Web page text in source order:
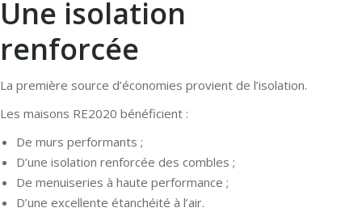
Une isolation
renforcée
La première source d’économies provient de l’isolation.
Les maisons RE2020 bénéficient :
De murs performants ;
D’une isolation renforcée des combles ;
De menuiseries à haute performance ;
D’une excellente étanchéité à l’air.